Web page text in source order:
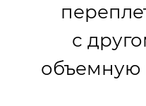
с
объемную